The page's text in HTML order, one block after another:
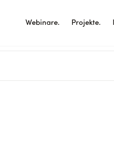
Webinare. Projekte.